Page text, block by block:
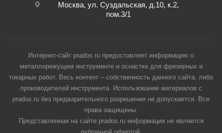
Москва, ул. Суздальская, д.10, к.2,
пом.3/1
Интернет-сайт prados.ru предоставляет информацию о
металлорежущем инструменте и оснастке для фрезерных и
токарных работ. Весь контент – собственность данного сайта, либо
производителей инструмента. Использование материалов с
prados.ru без предварительного разрешения не допускается. Все
права защищены.
Представленная на сайте prados.ru информация не является